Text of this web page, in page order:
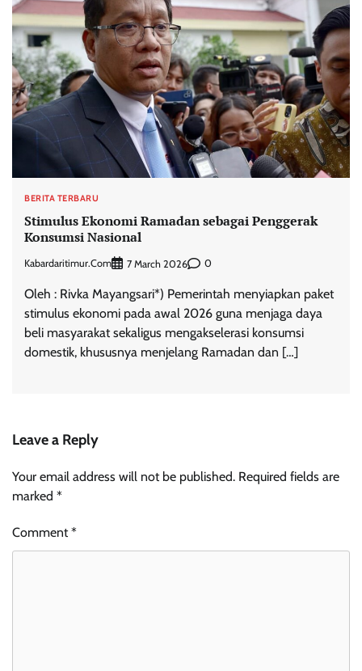
BERITA TERBARU
Stimulus Ekonomi Ramadan sebagai Penggerak
Konsumsi Nasional
Kabardaritimur.com 7 March 2026 0
Oleh : Rivka Mayangsari*) Pemerintah menyiapkan paket
stimulus ekonomi pada awal 2026 guna menjaga daya
beli masyarakat sekaligus mengakselerasi konsumsi
domestik, khususnya menjelang Ramadan dan […]
Leave a Reply
Your email address will not be published. Required fields are
marked *
Comment*